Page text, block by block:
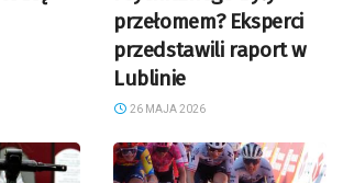
przełomem? Eksperci
przedstawili raport w
Lublinie
26 MAJA 2026